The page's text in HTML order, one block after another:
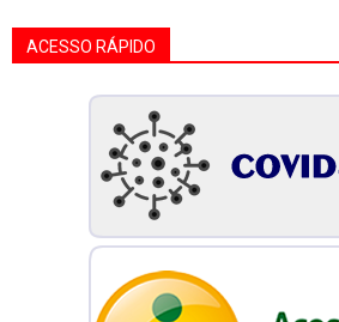
ACESSO RÁPIDO